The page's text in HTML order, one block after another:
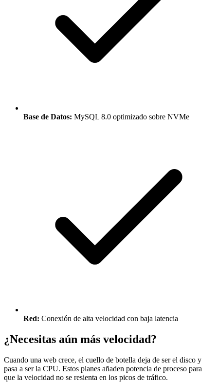
Base de Datos: MySQL 8.0 optimizado sobre NVMe
Red: Conexión de alta velocidad con baja latencia
¿Necesitas aún más velocidad?
Cuando una web crece, el cuello de botella deja de ser el disco y
pasa a ser la CPU. Estos planes añaden potencia de proceso para
que la velocidad no se resienta en los picos de tráfico.